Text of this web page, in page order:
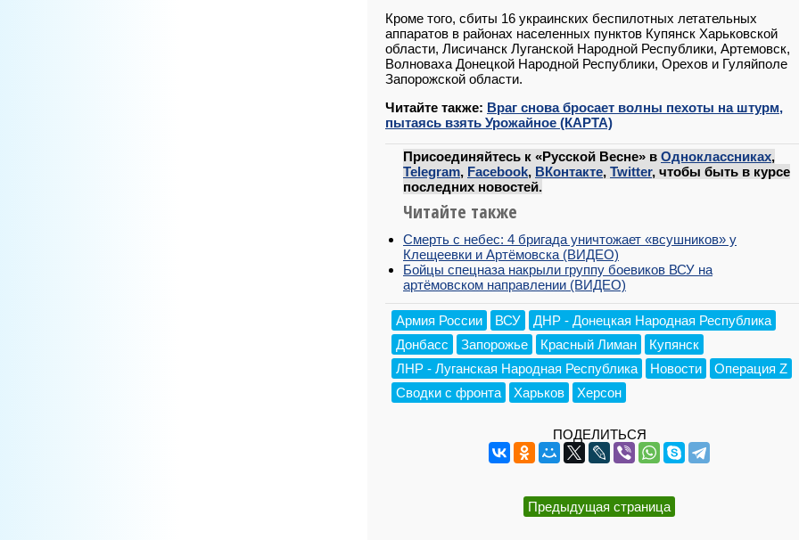
Кроме того, сбиты 16 украинских беспилотных летательных
аппаратов в районах населенных пунктов Купянск Харьковской
области, Лисичанск Луганской Народной Республики, Артемовск,
Волноваха Донецкой Народной Республики, Орехов и Гуляйполе
Запорожской области.
Читайте также: Враг снова бросает волны пехоты на штурм,
пытаясь взять Урожайное (КАРТА)
Присоединяйтесь к «Русской Весне» в Одноклассниках,
Telegram, Facebook, ВКонтакте, Twitter, чтобы быть в курсе
последних новостей.
Читайте также
Смерть с небес: 4 бригада уничтожает «всушников» у
Клещеевки и Артёмовска (ВИДЕО)
Бойцы спецназа накрыли группу боевиков ВСУ на
артёмовском направлении (ВИДЕО)
Армия России ВСУ
ДНР - Донецкая Народная Республика
Донбасс
Запорожье Красный Лиман
Купянск
ЛНР - Луганская Народная Республика
Новости
Операция Z
Сводки с фронта
Харьков Херсон
ПОДЕЛИТЬСЯ
Предыдущая страница